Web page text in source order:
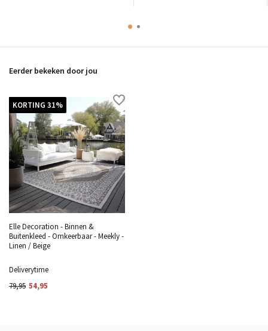
Eerder bekeken door jou
KORTING 31%
Elle Decoration - Binnen &
Buitenkleed - Omkeerbaar - Meekly -
Linen / Beige
Deliverytime
79,95 54,95